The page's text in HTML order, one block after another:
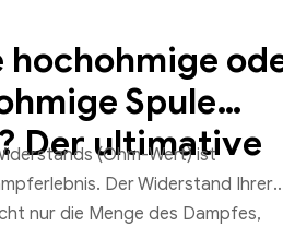
hochohmige
Spule
Der ultimative
(Ohm-Wert) ist
Der Widerstand Ihrer
nur die Menge des Dampfes,